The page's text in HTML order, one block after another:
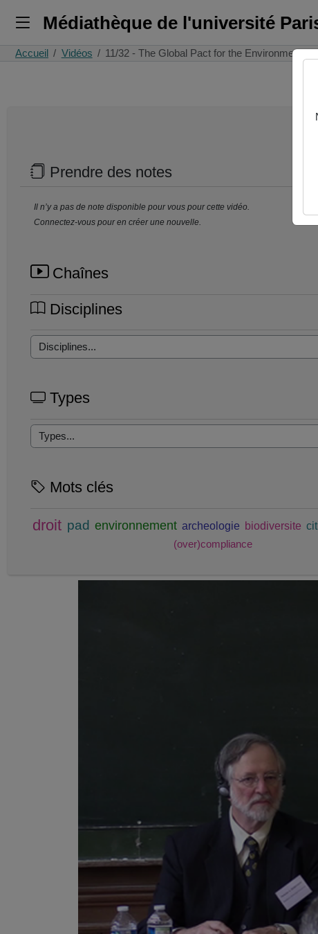
Médiathèque de l'université
Accueil Vidéos 11/32 - The Global Pact for the Environment …
Prendre des notes
Il n’y a pas de note disponible pour vous pour cette vidéo.
Connectez-vous pour en créer une nouvelle.
Chaînes
Disciplines
Types
Mots clés
droit pad environnement archeologie biodiversite
(over)compliance